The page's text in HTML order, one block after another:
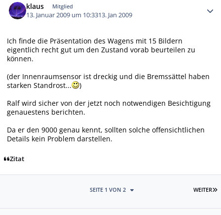
klaus Mitglied
13. Januar 2009 um 10:3313. Jan 2009
Ich finde die Präsentation des Wagens mit 15 Bildern
eigentlich recht gut um den Zustand vorab beurteilen zu
können.
(der Innenraumsensor ist dreckig und die Bremssättel haben
starken Standrost...
)
Ralf wird sicher von der jetzt noch notwendigen Besichtigung
genauestens berichten.
Da er den 9000 genau kennt, sollten solche offensichtlichen
Details kein Problem darstellen.
Zitat
WEITER
SEITE 1 VON 2